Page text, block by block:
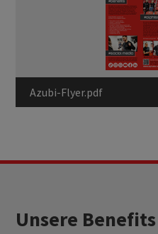
Azubi-Flyer.pdf
Unsere Benefits